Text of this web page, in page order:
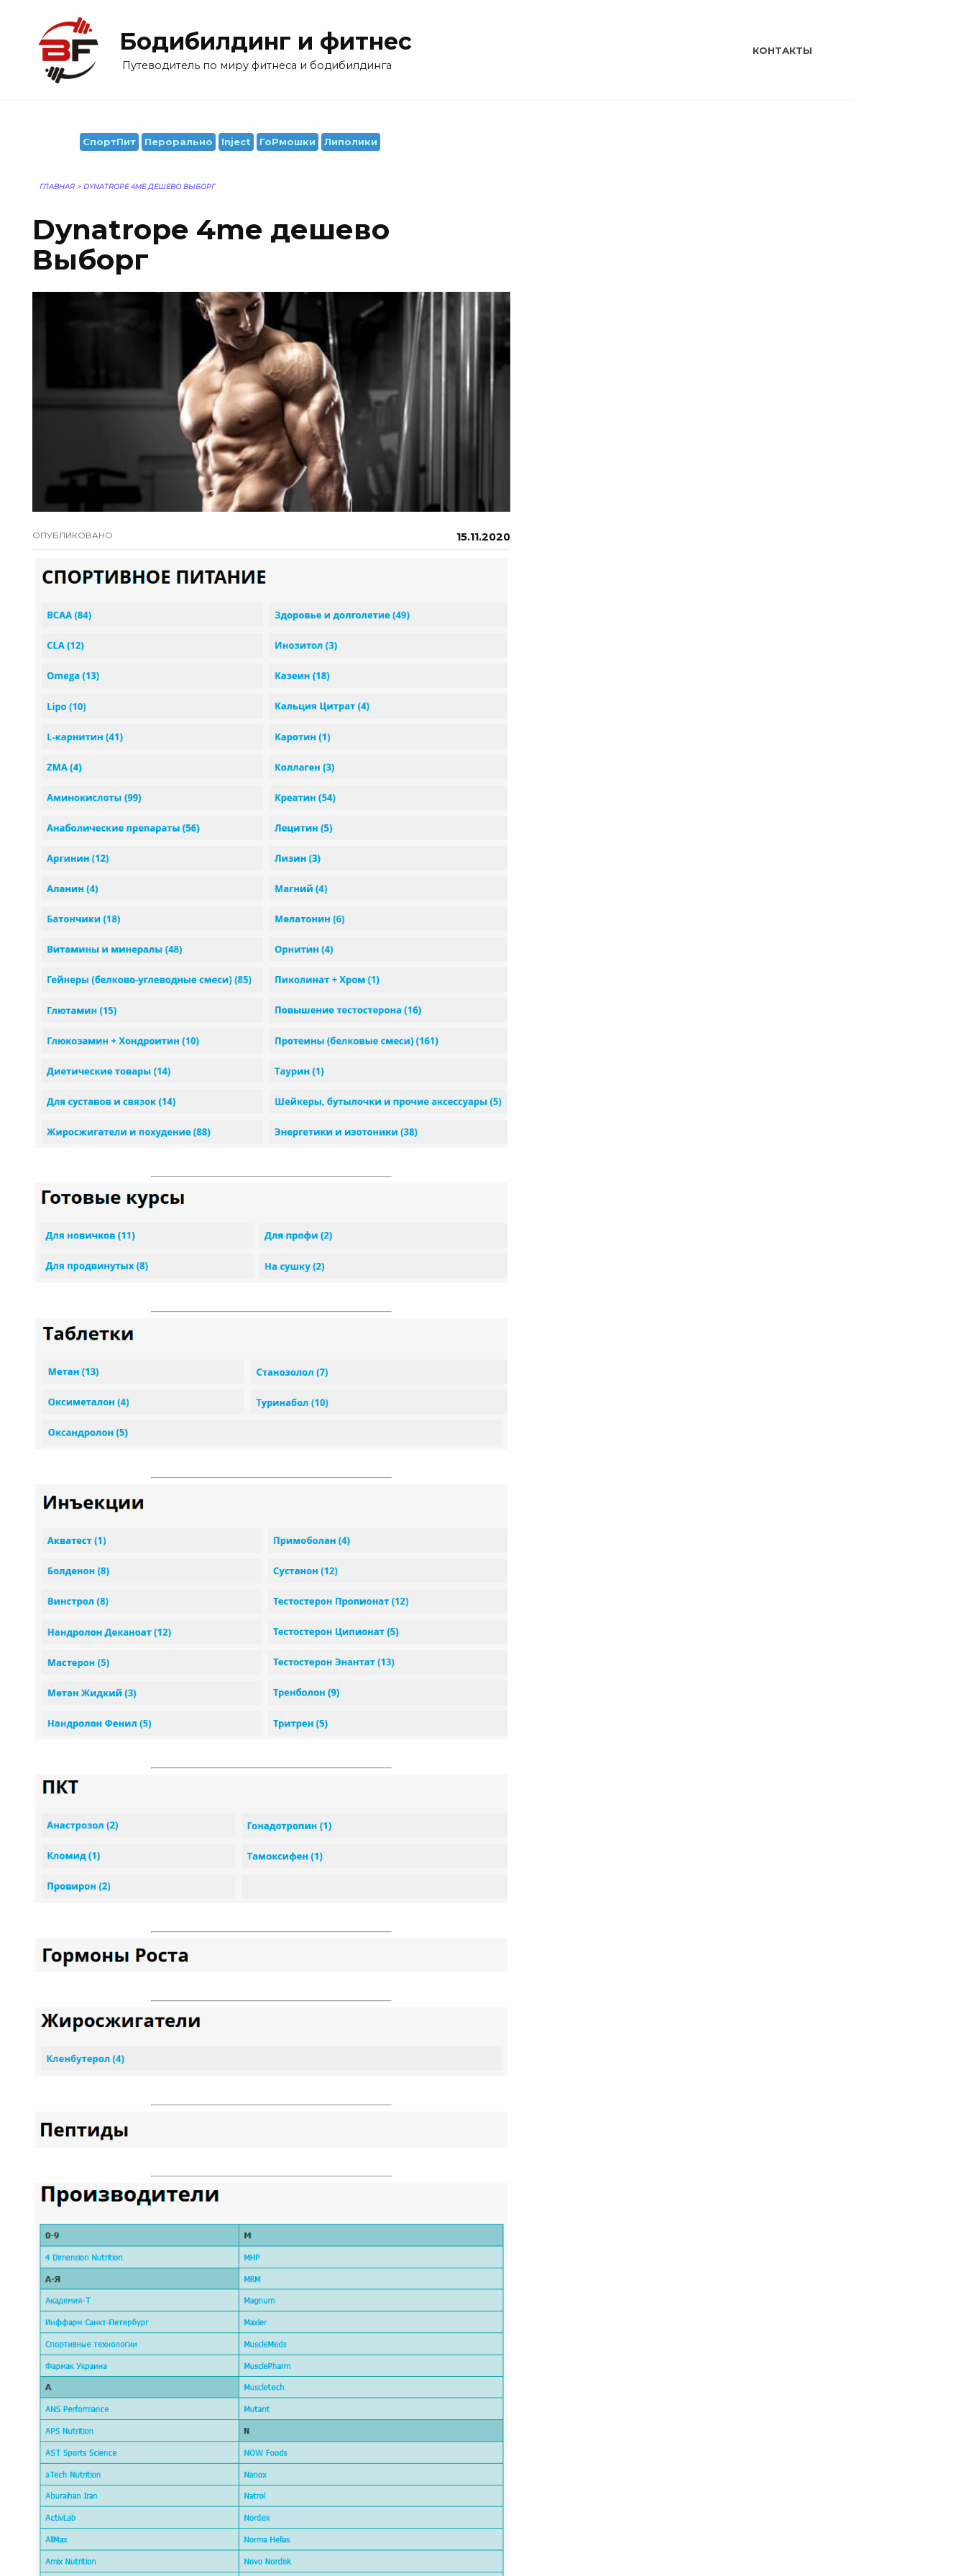
содержанию
Бодибилдинг и фитнес
Путеводитель по миру фитнеса и бодибилдинга
КОНТАКТЫ
СпортПит Перорально Inject ГоРмошки Липолики
ГЛАВНАЯ > DYNATROPE 4ME ДЕШЕВО ВЫБОРГ
Dynatrope 4me дешево
Выборг
ОПУБЛИКОВАНО 15.11.2020